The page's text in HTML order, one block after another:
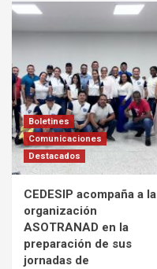
Boletines
Comunicaciones
Destacados
CEDESIP acompaña a la
organización
ASOTRANAD en la
preparación de sus
jornadas de